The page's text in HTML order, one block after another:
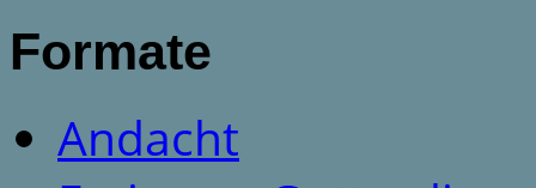
Formate
Andacht